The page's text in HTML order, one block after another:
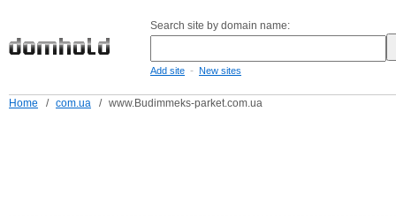
Search site by domain name:
Add site - New sites
Home / com.ua / www.Budimmeks-parket.com.ua